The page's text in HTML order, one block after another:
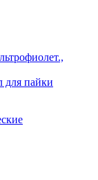
для пайки